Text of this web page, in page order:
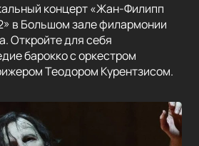
концерт «Жан-Филипп
в Большом зале филармонии
Откройте для себя
барокко с оркестром
Теодором Курентзисом.